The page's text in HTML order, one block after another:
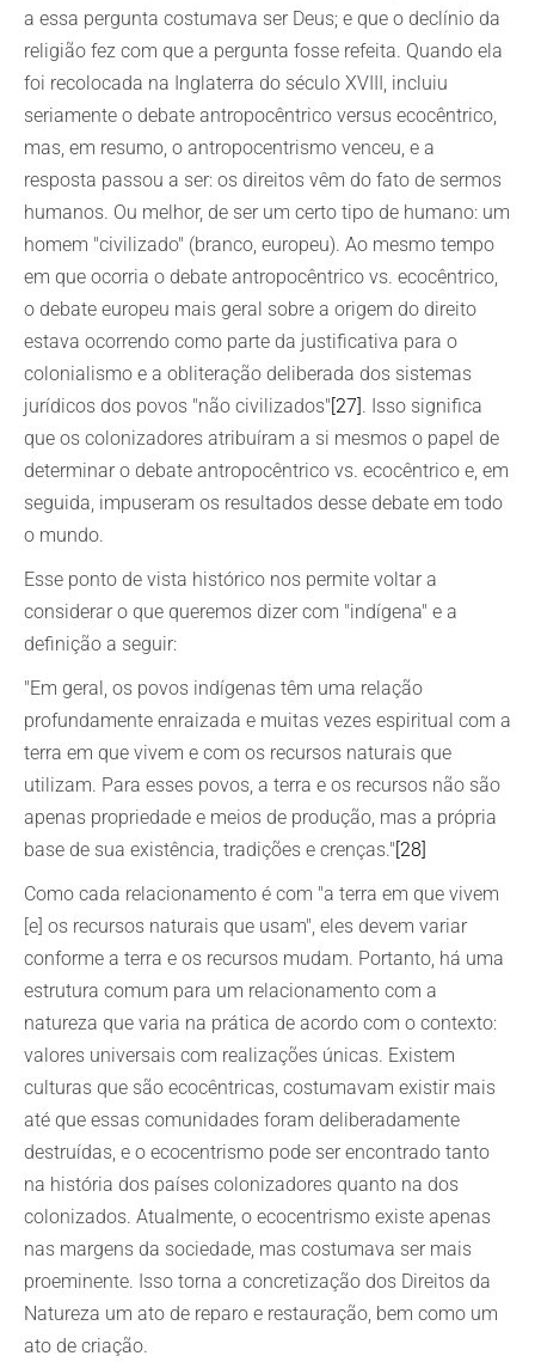
a essa pergunta costumava ser Deus; e que o declínio da
religião fez com que a pergunta fosse refeita. Quando ela
foi recolocada na Inglaterra do século XVIII, incluiu
seriamente o debate antropocêntrico versus ecocêntrico,
mas, em resumo, o antropocentrismo venceu, e a
resposta passou a ser: os direitos vêm do fato de sermos
humanos. Ou melhor, de ser um certo tipo de humano: um
homem "civilizado" (branco, europeu). Ao mesmo tempo
em que ocorria o debate antropocêntrico vs. ecocêntrico,
o debate europeu mais geral sobre a origem do direito
estava ocorrendo como parte da justificativa para o
colonialismo e a obliteração deliberada dos sistemas
jurídicos dos povos "não civilizados" [27] . Isso significa
que os colonizadores atribuíram a si mesmos o papel de
determinar o debate antropocêntrico vs. ecocêntrico e, em
seguida, impuseram os resultados desse debate em todo
o mundo.
Esse ponto de vista histórico nos permite voltar a
considerar o que queremos dizer com "indígena" e a
definição a seguir:
"Em geral, os povos indígenas têm uma relação
profundamente enraizada e muitas vezes espiritual com a
terra em que vivem e com os recursos naturais que
utilizam. Para esses povos, a terra e os recursos não são
apenas propriedade e meios de produção, mas a própria
base de sua existência, tradições e crenças." [28]
Como cada relacionamento é com "a terra em que vivem
[e] os recursos naturais que usam", eles devem variar
conforme a terra e os recursos mudam. Portanto, há uma
estrutura comum para um relacionamento com a
natureza que varia na prática de acordo com o contexto:
valores universais com realizações únicas. Existem
culturas que são ecocêntricas, costumavam existir mais
até que essas comunidades foram deliberadamente
destruídas, e o ecocentrismo pode ser encontrado tanto
na história dos países colonizadores quanto na dos
colonizados. Atualmente, o ecocentrismo existe apenas
nas margens da sociedade, mas costumava ser mais
proeminente. Isso torna a concretização dos Direitos da
Natureza um ato de reparo e restauração, bem como um
ato de criação.